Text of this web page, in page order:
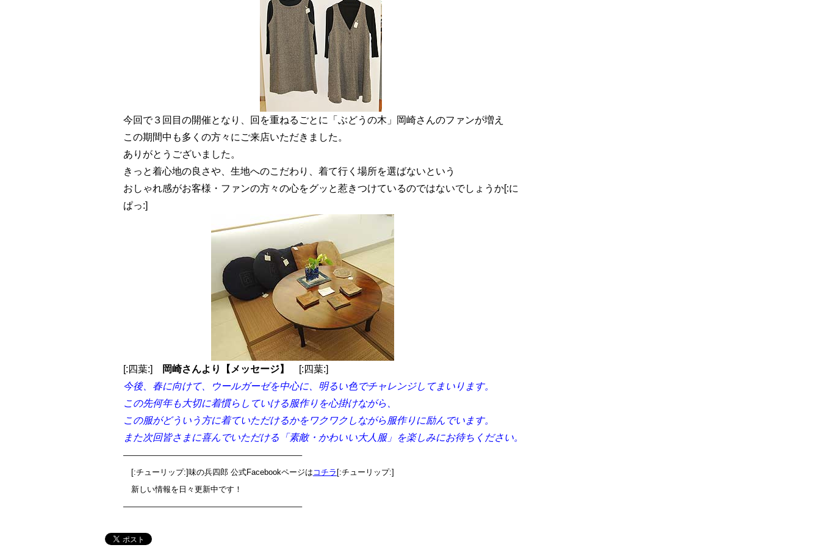
今回で３回目の開催となり、回を重ねるごとに「ぶどうの木」岡崎さんのファンが増え
この期間中も多くの方々にご来店いただきました。
ありがとうございました。
きっと着心地の良さや、生地へのこだわり、着て行く場所を選ばないという
おしゃれ感がお客様・ファンの方々の心をグッと惹きつけているのではないでしょうか[:に
ぱっ:]
[:四葉:] 岡崎さんより【メッセージ】
[:四葉:]
今後、春に向けて、ウールガーゼを中心に、明るい色でチャレンジしてまいります。
この先何年も大切に着慣らしていける服作りを心掛けながら、
この服がどういう方に着ていただけるかをワクワクしながら服作りに励んでいます。
また次回皆さまに喜んでいただける「素敵・かわいい大人服」を楽しみにお待ちください。
——————————————————————–
[:チューリップ:]味の兵四郎 公式Facebookページは コチラ [:チューリップ:]
新しい情報を日々更新中です！
——————————————————————–